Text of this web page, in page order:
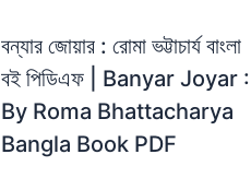
বন্যার জোয়ার : রোমা ভট্টাচার্য বাংলা
বই পিডিএফ | Banyar Joyar :
By Roma Bhattacharya
Bangla Book PDF